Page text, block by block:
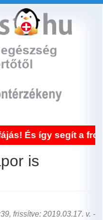
a
is
frissítve: 2019.03.17. v. -